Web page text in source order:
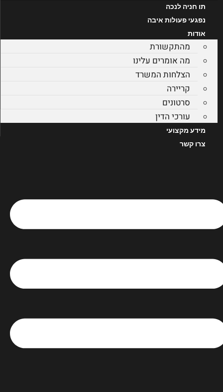
תו חניה לנכה
נפגעי פעולות איבה
אודות
מהתקשורת
מה אומרים עלינו
הצלחות המשרד
קריירה
סרטונים
עורכי הדין
מידע מקצועי
צרו קשר